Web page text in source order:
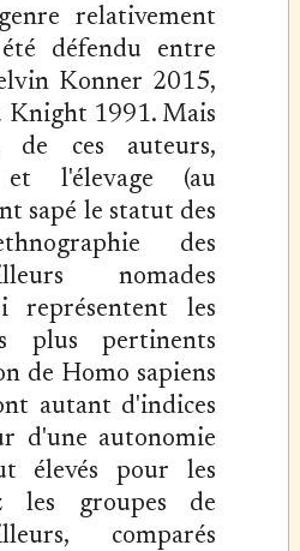
relativement
défendu entre
Konner 2015,
Knight 1991. Mais
de ces auteurs,
et l'élevage (au
sapé le statut des
des
nomades
représentent les
plus pertinents
de Homo sapiens
autant d'indices
d'une autonomie
élevés pour les
les groupes de
comparés